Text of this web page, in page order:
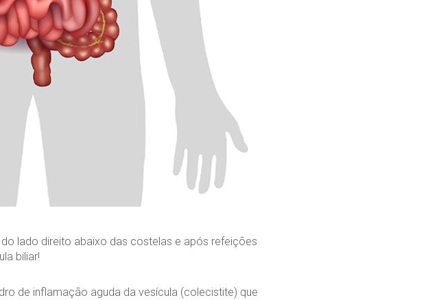
lado direito abaixo das costelas e após refeições
biliar!
de inflamação aguda da vesícula (colecistite) que